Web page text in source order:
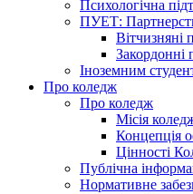
Психологічна
ПУЕТ:
Вітчизняні
Закордонні
Іноземним
Про коледж
Про коледж
Місія
Концепція
Цінності
Публічна
Нормативне